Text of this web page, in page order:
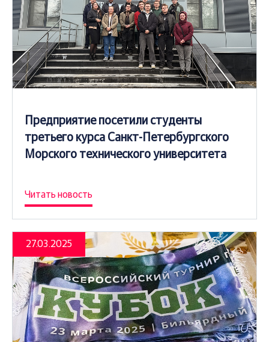
Предприятие посетили студенты
третьего курса Санкт-Петербургского
Морского технического университета
Читать новость
27.03.2025